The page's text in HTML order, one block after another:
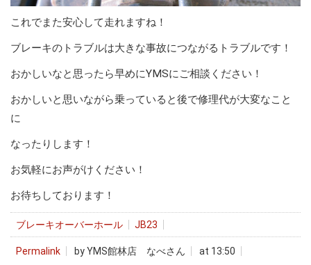
これでまた安心して走れますね！
ブレーキのトラブルは大きな事故につながるトラブルです！
おかしいなと思ったら早めにYMSにご相談ください！
おかしいと思いながら乗っていると後で修理代が大変なこと
に
なったりします！
お気軽にお声がけください！
お待ちしております！
ブレーキオーバーホール JB23
Permalink by YMS館林店 なべさん at 13:50